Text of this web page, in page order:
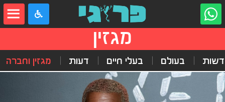
מגזין
בעולם בעלי חיים דעות מגזין וחברה